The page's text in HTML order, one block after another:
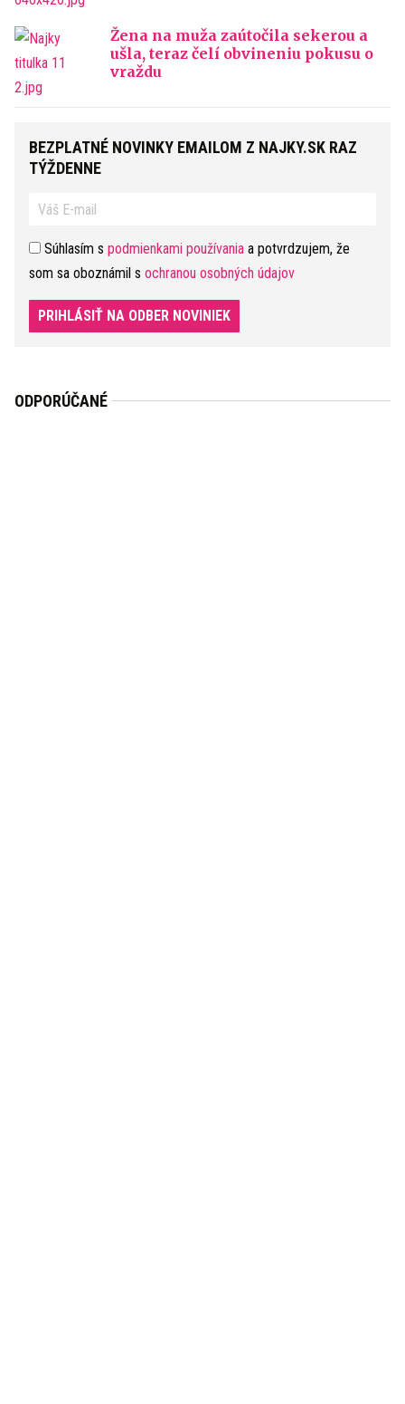
Žena na muža zaútočila sekerou a
ušla, teraz čelí obvineniu pokusu o
vraždu
BEZPLATNÉ NOVINKY EMAILOM Z NAJKY.SK RAZ
TÝŽDENNE
Súhlasím s podmienkami používania a potvrdzujem, že
som sa oboznámil s ochranou osobných údajov
PRIHLÁSIŤ NA ODBER NOVINIEK
ODPORÚČANÉ